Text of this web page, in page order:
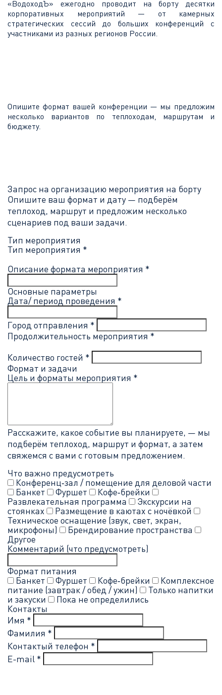
«ВодоходЪ» ежегодно проводит на борту десятки
корпоративных мероприятий — от камерных
стратегических сессий до больших конференций с
участниками из разных регионов России.
Опишите формат вашей конференции — мы предложим
несколько вариантов по теплоходам, маршрутам и
бюджету.
Запрос на организацию мероприятия на борту
Опишите ваш формат и дату — подберём
теплоход, маршрут и предложим несколько
сценариев под ваши задачи.
Тип мероприятия
Тип мероприятия *
Описание формата мероприятия *
Основные параметры
Дата/ период проведения *
Город отправления *
Продолжительность мероприятия *
Количество гостей *
Формат и задачи
Цель и форматы мероприятия *
Расскажите, какое событие вы планируете, — мы
подберём теплоход, маршрут и формат, а затем
свяжемся с вами с готовым предложением.
Что важно предусмотреть
Конференц‑зал / помещение для деловой части
Банкет
Фуршет
Кофе‑брейки
Развлекательная программа
Экскурсии на
стоянках
Размещение в каютах с ночёвкой
Техническое оснащение (звук, свет, экран,
микрофоны)
Брендирование пространства
Другое
Комментарий (что предусмотреть)
Формат питания
Банкет
Фуршет Кофе‑брейки
Комплексное
питание (завтрак / обед / ужин)
Только напитки
и закуски
Пока не определились
Контакты
Имя *
Фамилия *
Контактый телефон *
E-mail *